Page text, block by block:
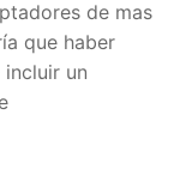
de mas
que haber
un